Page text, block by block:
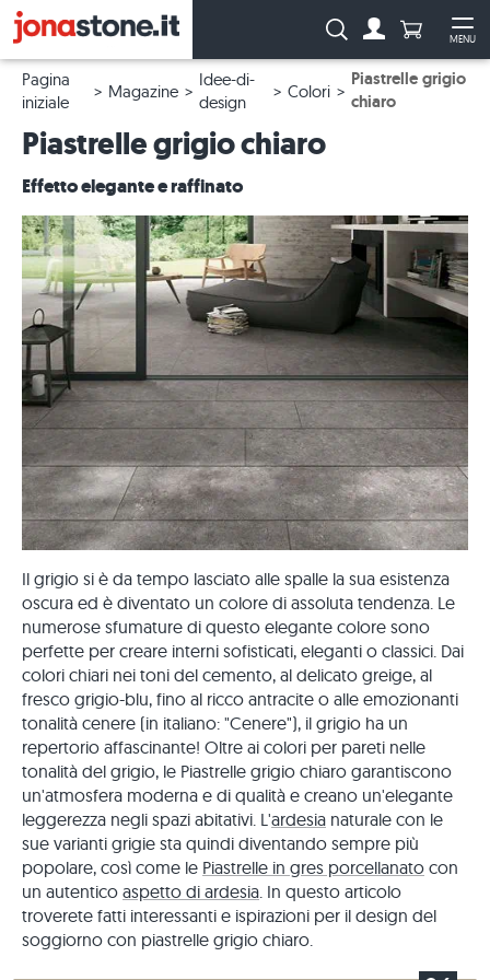
MENU
Ricerca: Numero di
Pagina
iniziale
Magazine
Idee-di-
design
Colori
Piastrelle grigio
chiaro
Piastrelle grigio chiaro
Effetto elegante e raffinato
Il grigio si è da tempo lasciato alle spalle la sua esistenza
oscura ed è diventato un colore di assoluta tendenza. Le
numerose sfumature di questo elegante colore sono
perfette per creare interni sofisticati, eleganti o classici. Dai
colori chiari nei toni del cemento, al delicato greige, al
fresco grigio-blu, fino al ricco antracite o alle emozionanti
tonalità cenere (in italiano: "Cenere"), il grigio ha un
repertorio affascinante! Oltre ai colori per pareti nelle
tonalità del grigio, le Piastrelle grigio chiaro garantiscono
un'atmosfera moderna e di qualità e creano un'elegante
leggerezza negli spazi abitativi. L'ardesia naturale con le
sue varianti grigie sta quindi diventando sempre più
popolare, così come le Piastrelle in gres porcellanato con
un autentico aspetto di ardesia. In questo articolo
troverete fatti interessanti e ispirazioni per il design del
soggiorno con piastrelle grigio chiaro.